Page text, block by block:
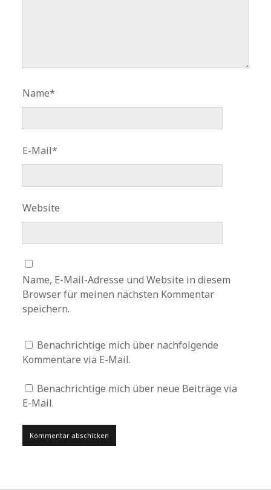
Name*
E-Mail*
Website
Name, E-Mail-Adresse und Website in diesem
Browser für meinen nächsten Kommentar
speichern.
Benachrichtige mich über nachfolgende
Kommentare via E-Mail.
Benachrichtige mich über neue Beiträge via
E-Mail.